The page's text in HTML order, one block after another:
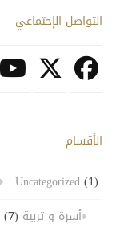
التواصل الإجتماعي
الأقسام
Uncategorized(1)
أسرة و تربية (7)